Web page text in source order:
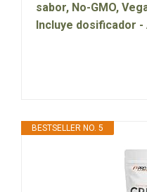
sabor, No-GMO,
Incluye dosificador -
BESTSELLER NO. 5